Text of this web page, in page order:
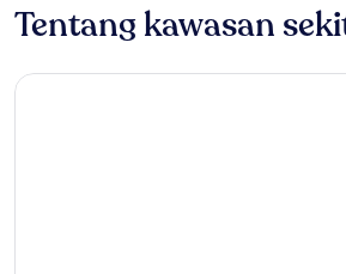
Tentang kawasan